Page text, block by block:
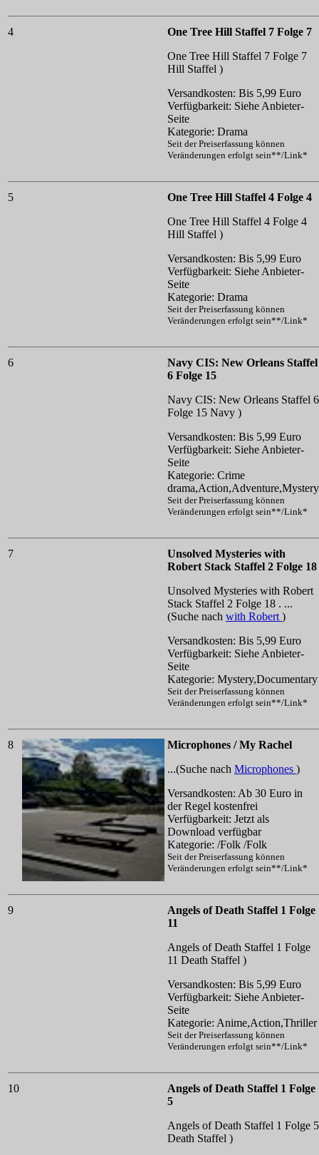
4
One Tree Hill Staffel 7 Folge 7
One Tree Hill Staffel 7 Folge 7
Hill Staffel )
Versandkosten: Bis 5,99 Euro
Verfügbarkeit: Siehe Anbieter-
Seite
Kategorie: Drama
Seit der Preiserfassung können
Veränderungen erfolgt sein**/Link*
5
One Tree Hill Staffel 4 Folge 4
One Tree Hill Staffel 4 Folge 4
Hill Staffel )
Versandkosten: Bis 5,99 Euro
Verfügbarkeit: Siehe Anbieter-
Seite
Kategorie: Drama
Seit der Preiserfassung können
Veränderungen erfolgt sein**/Link*
6
Navy CIS: New Orleans Staffel
6 Folge 15
Navy CIS: New Orleans Staffel 6
Folge 15 Navy )
Versandkosten: Bis 5,99 Euro
Verfügbarkeit: Siehe Anbieter-
Seite
Kategorie: Crime
drama,Action,Adventure,Mystery
Seit der Preiserfassung können
Veränderungen erfolgt sein**/Link*
7
Unsolved Mysteries with
Robert Stack Staffel 2 Folge 18
Unsolved Mysteries with Robert
Stack Staffel 2 Folge 18 . ...
(Suche nach with Robert )
Versandkosten: Bis 5,99 Euro
Verfügbarkeit: Siehe Anbieter-
Seite
Kategorie: Mystery,Documentary
Seit der Preiserfassung können
Veränderungen erfolgt sein**/Link*
8
Microphones / My Rachel
...(Suche nach Microphones )
Versandkosten: Ab 30 Euro in
der Regel kostenfrei
Verfügbarkeit: Jetzt als
Download verfügbar
Kategorie: /Folk /Folk
Seit der Preiserfassung können
Veränderungen erfolgt sein**/Link*
9
Angels of Death Staffel 1 Folge
11
Angels of Death Staffel 1 Folge
11 Death Staffel )
Versandkosten: Bis 5,99 Euro
Verfügbarkeit: Siehe Anbieter-
Seite
Kategorie: Anime,Action,Thriller
Seit der Preiserfassung können
Veränderungen erfolgt sein**/Link*
10
Angels of Death Staffel 1 Folge
5
Angels of Death Staffel 1 Folge 5
Death Staffel )